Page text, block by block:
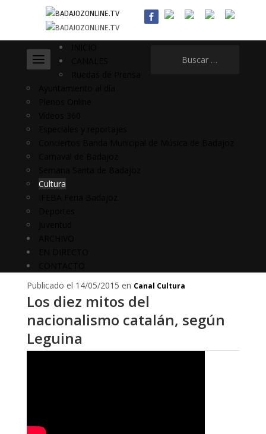
Cultura
Publicado el 14/05/2015 en Canal Cultura
Los diez mitos del
nacionalismo catalán, según
Leguina